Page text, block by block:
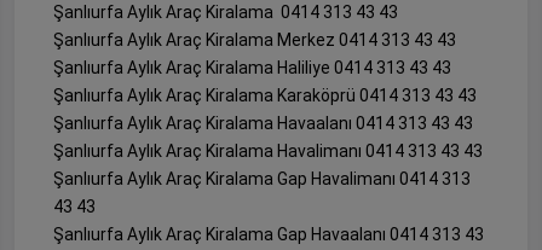
Şanlıurfa Aylık Araç Kiralama 0414 313 43 43
Şanlıurfa Aylık Araç Kiralama Merkez 0414 313 43 43
Şanlıurfa Aylık Araç Kiralama Haliliye 0414 313 43 43
Şanlıurfa Aylık Araç Kiralama Karaköprü 0414 313 43 43
Şanlıurfa Aylık Araç Kiralama Havaalanı 0414 313 43 43
Şanlıurfa Aylık Araç Kiralama Havalimanı 0414 313 43 43
Şanlıurfa Aylık Araç Kiralama Gap Havalimanı 0414 313
43 43
Şanlıurfa Aylık Araç Kiralama Gap Havaalanı 0414 313 43